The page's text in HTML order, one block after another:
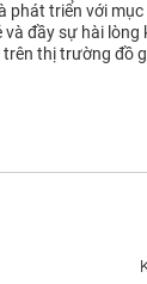
triển với
đầy sự hài
thị trường đồ